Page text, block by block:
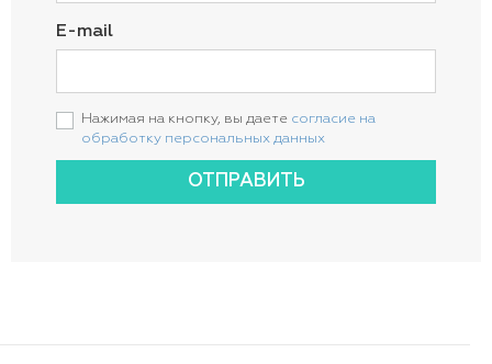
E-mail
Нажимая на кнопку, вы даете согласие на
обработку персональных данных
ОТПРАВИТЬ